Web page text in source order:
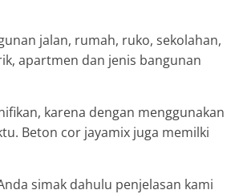
jalan, rumah, ruko, sekolahan,
apartmen dan jenis bangunan
karena dengan menggunakan
Beton cor jayamix juga memilki
simak dahulu penjelasan kami